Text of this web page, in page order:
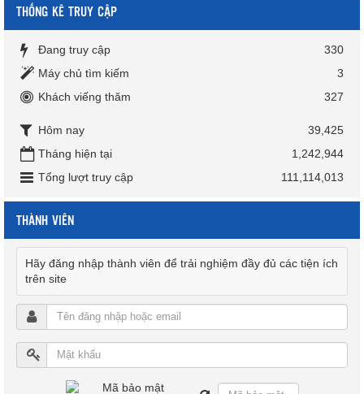
THỐNG KÊ TRUY CẬP
Đang truy cập
330
Máy chủ tìm kiếm
3
Khách viếng thăm
327
Hôm nay
39,425
Tháng hiện tại
1,242,944
Tổng lượt truy cập
111,114,013
THÀNH VIÊN
Hãy đăng nhập thành viên để trải nghiệm đầy đủ các tiện ích
trên site